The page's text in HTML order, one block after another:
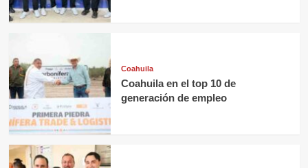
Coahuila
Coahuila en el top 10 de
generación de empleo